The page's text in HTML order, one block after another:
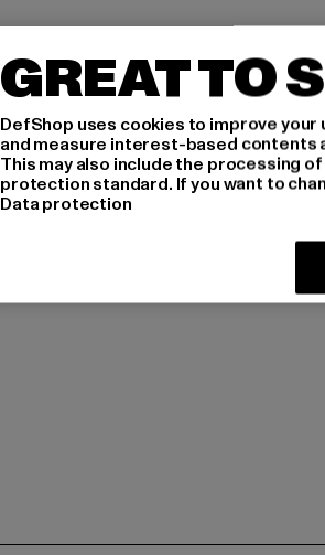
GREAT TO
DefShop uses cookies to improve
and measure interest-based contents
This may also include the processing
protection standard. If you want to
Data protection